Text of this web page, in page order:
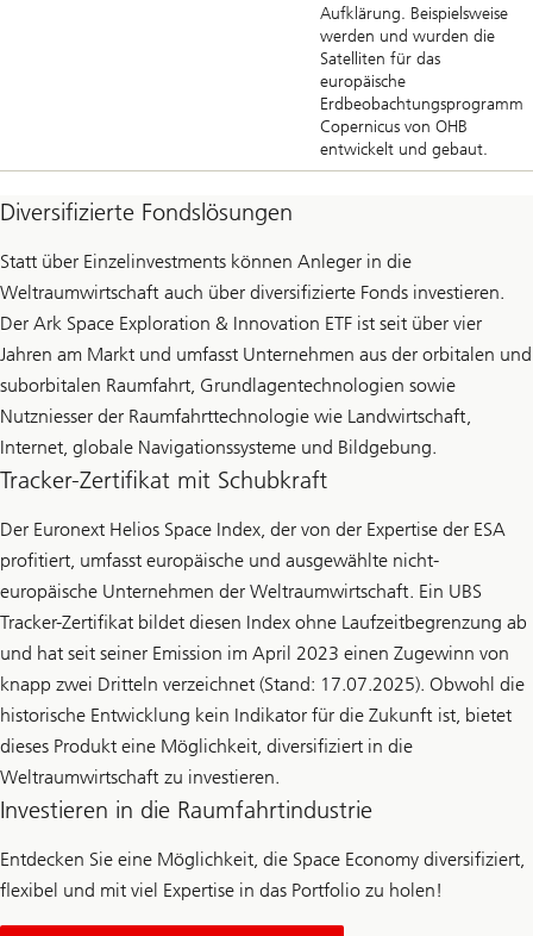
Aufklärung. Beispielsweise
werden und wurden die
Satelliten für das
europäische
Erdbeobachtungsprogramm
Copernicus von OHB
entwickelt und gebaut.
Diversifizierte Fondslösungen
Statt über Einzelinvestments können Anleger in die
Weltraumwirtschaft auch über diversifizierte Fonds investieren.
Der Ark Space Exploration & Innovation ETF ist seit über vier
Jahren am Markt und umfasst Unternehmen aus der orbitalen und
suborbitalen Raumfahrt, Grundlagentechnologien sowie
Nutzniesser der Raumfahrttechnologie wie Landwirtschaft,
Internet, globale Navigationssysteme und Bildgebung.
Tracker-Zertifikat mit Schubkraft
Der Euronext Helios Space Index, der von der Expertise der ESA
profitiert, umfasst europäische und ausgewählte nicht-
europäische Unternehmen der Weltraumwirtschaft. Ein UBS
Tracker-Zertifikat bildet diesen Index ohne Laufzeitbegrenzung ab
und hat seit seiner Emission im April 2023 einen Zugewinn von
knapp zwei Dritteln verzeichnet (Stand: 17.07.2025). Obwohl die
historische Entwicklung kein Indikator für die Zukunft ist, bietet
dieses Produkt eine Möglichkeit, diversifiziert in die
Weltraumwirtschaft zu investieren.
Investieren in die Raumfahrtindustrie
Entdecken Sie eine Möglichkeit, die Space Economy diversifiziert,
flexibel und mit viel Expertise in das Portfolio zu holen!